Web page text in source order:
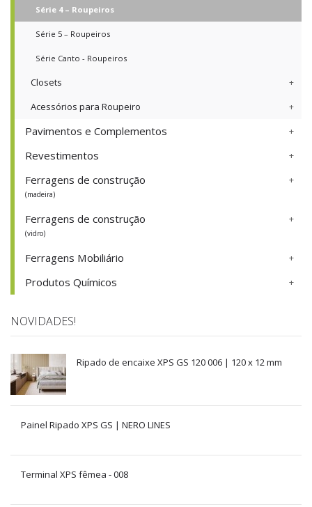
Série 4 – Roupeiros
Série 5 – Roupeiros
Série Canto - Roupeiros
Closets
Acessórios para Roupeiro
Pavimentos e Complementos
Revestimentos
Ferragens de construção
(madeira)
Ferragens de construção
(vidro)
Ferragens Mobiliário
Produtos Químicos
NOVIDADES!
Ripado de encaixe XPS GS 120 006 | 120 x 12 mm
Painel Ripado XPS GS | NERO LINES
Terminal XPS fêmea - 008